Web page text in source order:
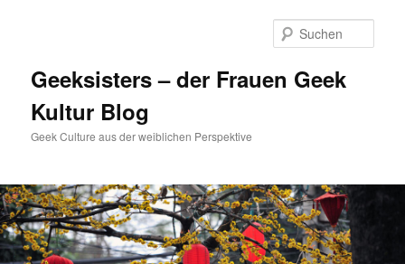
Geeksisters – der Frauen Geek
Kultur Blog
Geek Culture aus der weiblichen Perspektive